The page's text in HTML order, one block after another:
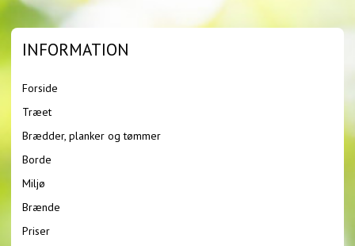
INFORMATION
Forside
Træet
Brædder, planker og tømmer
Borde
Miljø
Brænde
Priser